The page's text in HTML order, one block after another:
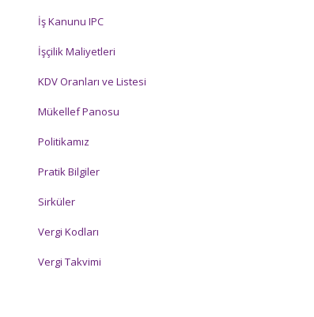
İş Kanunu IPC
İşçilik Maliyetleri
KDV Oranları ve Listesi
Mükellef Panosu
Politikamız
Pratik Bilgiler
Sirküler
Vergi Kodları
Vergi Takvimi